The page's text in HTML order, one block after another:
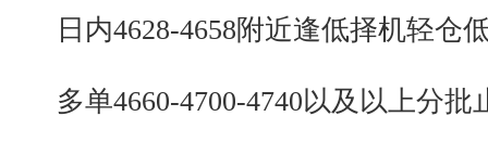
日内4628-4658附近逢低择机轻仓
多单4660-4700-4740以及以上分批